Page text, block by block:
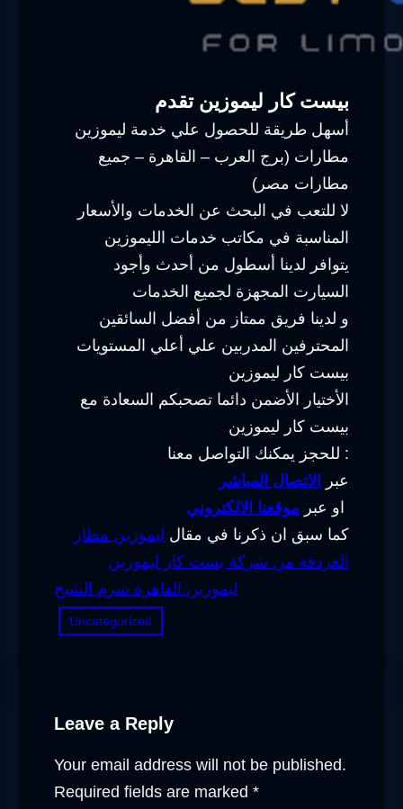
بيست كار ليموزين تقدم
أسهل طريقة للحصول علي خدمة ليموزين
مطارات (برج العرب – القاهرة – جميع
مطارات مصر)
لا للتعب في البحث عن الخدمات والأسعار
المناسبة في مكاتب خدمات الليموزين
يتوافر لدينا أسطول من أحدث وأجود
السيارت المجهزة لجميع الخدمات
و لدينا فريق ممتاز من أفضل السائقين
المحترفين المدربين علي أعلي المستويات
بيست كار ليموزين
الأختيار الأضمن دائما تصحبكم السعادة مع
بيست كار ليموزين
للحجز يمكنك التواصل معنا :
عبر
الاتصال المباشر
او عبر موقعنا الالكتروني
كما سبق ان ذكرنا في مقال ليموزين مطار
الغردقة من شركة بست كار ليموزين
ليموزين القاهرة شرم الشيخ
Uncategorized
Leave a Reply
Your email address will not be published.
Required fields are marked *